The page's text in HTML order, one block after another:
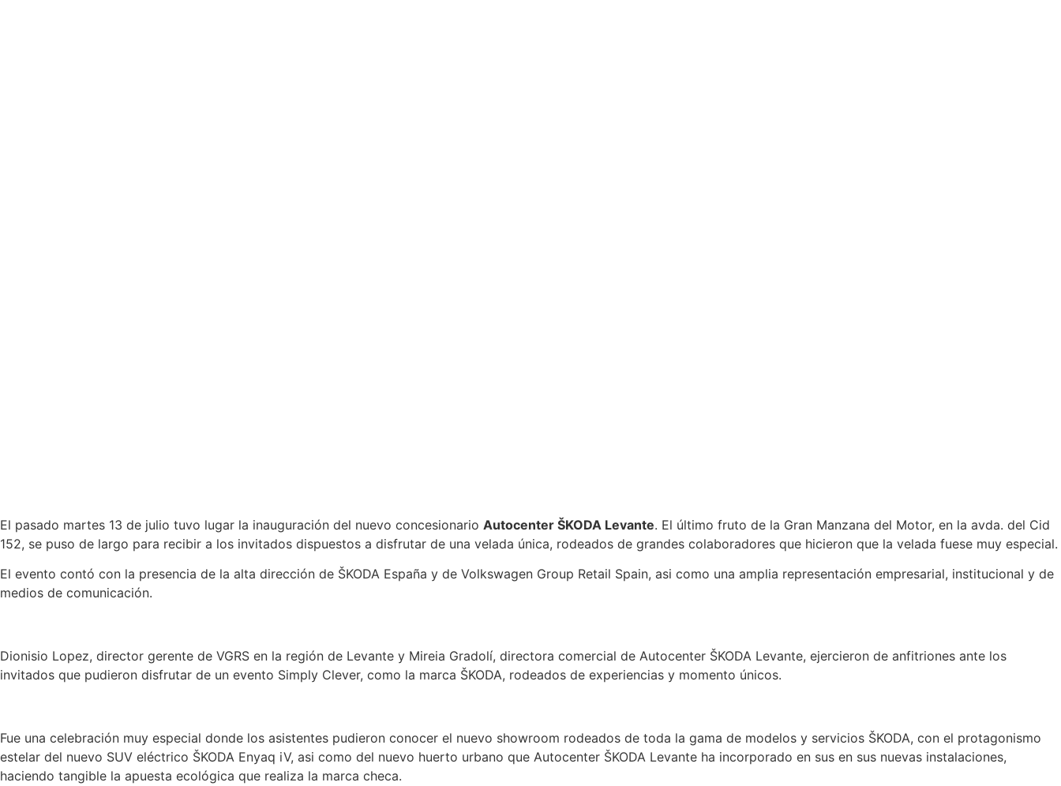
El pasado martes 13 de julio tuvo lugar la inauguración del nuevo concesionario Autocenter ŠKODA Levante. El último fruto de la Gran Manzana del Motor, en la avda. del Cid
152, se puso de largo para recibir a los invitados dispuestos a disfrutar de una velada única, rodeados de grandes colaboradores que hicieron que la velada fuese muy especial.
El evento contó con la presencia de la alta dirección de ŠKODA España y de Volkswagen Group Retail Spain, asi como una amplia representación empresarial, institucional y de
medios de comunicación.
Dionisio Lopez, director gerente de VGRS en la región de Levante y Mireia Gradolí, directora comercial de Autocenter ŠKODA Levante, ejercieron de anfitriones ante los
invitados que pudieron disfrutar de un evento Simply Clever, como la marca ŠKODA, rodeados de experiencias y momento únicos.
Fue una celebración muy especial donde los asistentes pudieron conocer el nuevo showroom rodeados de toda la gama de modelos y servicios ŠKODA, con el protagonismo
estelar del nuevo SUV eléctrico ŠKODA Enyaq iV, asi como del nuevo huerto urbano que Autocenter ŠKODA Levante ha incorporado en sus en sus nuevas instalaciones,
haciendo tangible la apuesta ecológica que realiza la marca checa.